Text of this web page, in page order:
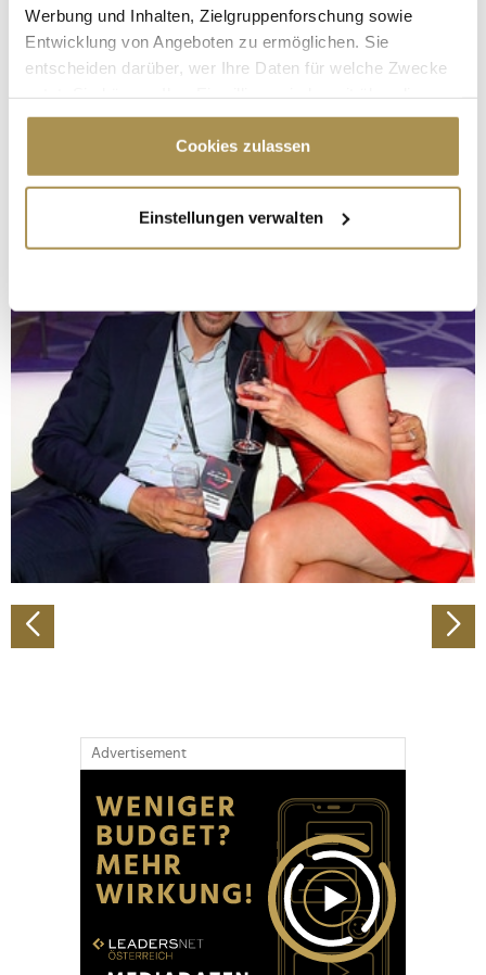
Werbung und Inhalten, Zielgruppenforschung sowie
Entwicklung von Angeboten zu ermöglichen. Sie
entscheiden darüber, wer Ihre Daten für welche Zwecke
Cookie-Erklärung oder durch Klicken auf das Privacy
Trigger Symbol ändern oder widerrufen
Informationen über Ihre geografische Lage
erfassen, welche bis auf einige Meter genau sein
bestimmten Merkmalen (Fingerprinting) identifizieren
Erfahren Sie mehr darüber, wie Ihre persönlichen Daten
verarbeitet werden, und legen Sie Ihre Präferenzen im
Abschnitt Einzelheiten
fest.
Wir verwenden Cookies, um Inhalte und Anzeigen zu
personalisieren, Funktionen für soziale Medien anbieten
zu können und die Zugriffe auf unsere Website zu
analysieren. Außerdem geben wir Informationen zu Ihrer
Verwendung unserer Website an unsere Partner für
Partner führen diese Informationen möglicherweise mit
weiteren Daten zusammen, die Sie ihnen bereitgestellt
Cookies zulassen
Einstellungen verwalten
Advertisement